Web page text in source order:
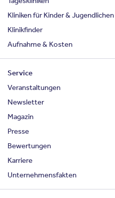
Kliniken für Kinder & Jugendlichen
Klinikfinder
Aufnahme & Kosten
Service
Veranstaltungen
Newsletter
Magazin
Presse
Bewertungen
Karriere
Unternehmensfakten